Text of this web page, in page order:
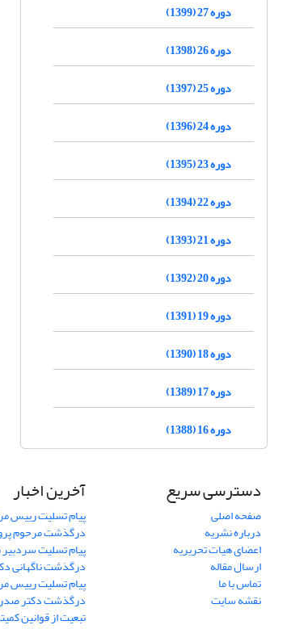
دوره 27 (1399)
دوره 26 (1398)
دوره 25 (1397)
دوره 24 (1396)
دوره 23 (1395)
دوره 22 (1394)
دوره 21 (1393)
دوره 20 (1392)
دوره 19 (1391)
دوره 18 (1390)
دوره 17 (1389)
دوره 16 (1388)
دسترسی سریع
صفحه اصلی
درباره نشریه
اعضای هیات تحریریه
ارسال مقاله
تماس با ما
نقشه سایت
آخرین اخبار
پیام تسلیت رییس
درگذشت مرحوم
پیام تسلیت
درگذشت ناگهانی
پیام تسلیت رییس
درگذشت دکتر
تبعیت از قوانین